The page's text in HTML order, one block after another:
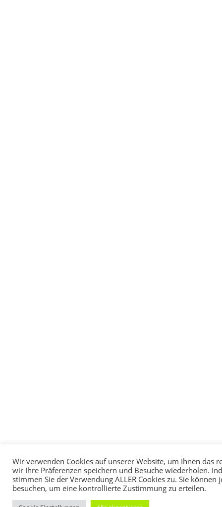
Wir verwenden Cookies auf unserer Website, um Ihnen das
wir Ihre Präferenzen speichern und Besuche wiederholen.
stimmen Sie der Verwendung ALLER Cookies zu. Sie
besuchen, um eine kontrollierte Zustimmung zu erteilen.